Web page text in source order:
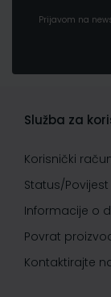
Prijavom na
Služba za
Korisnički
Status/
Informacije o
Povrat
Kontaktirajte